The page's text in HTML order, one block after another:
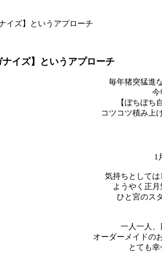
イズ】というアプローチ
イズ】というアプローチ
毎年猪突猛進
今
【ぼちぼち
コツコツ積み上
1
気持ちとしては
ようやく正
ひと宮のス
一人一人、
オーダーメイドの
とても